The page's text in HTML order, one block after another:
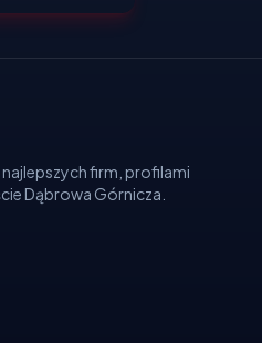
firm, profilami
Dąbrowa Górnicza.